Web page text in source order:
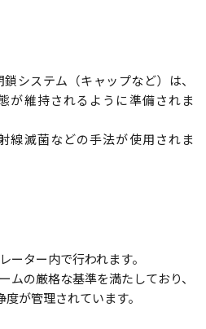
システム（キャップなど）は、
が維持されるように準備されま
線滅菌などの手法が使用されま
ーター内で行われます。
ムの厳格な基準を満たしており、
が管理されています。